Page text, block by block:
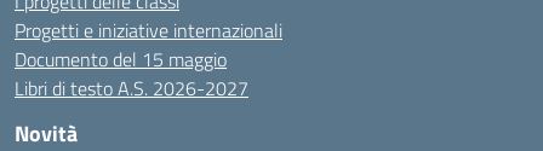
Progetti e iniziative internazionali
Documento del 15 maggio
Libri di testo A.S. 2026-2027
Novità